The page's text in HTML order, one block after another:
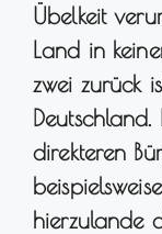
Übelkeit
Land in
zwei zurück
direkteren
hierzulande